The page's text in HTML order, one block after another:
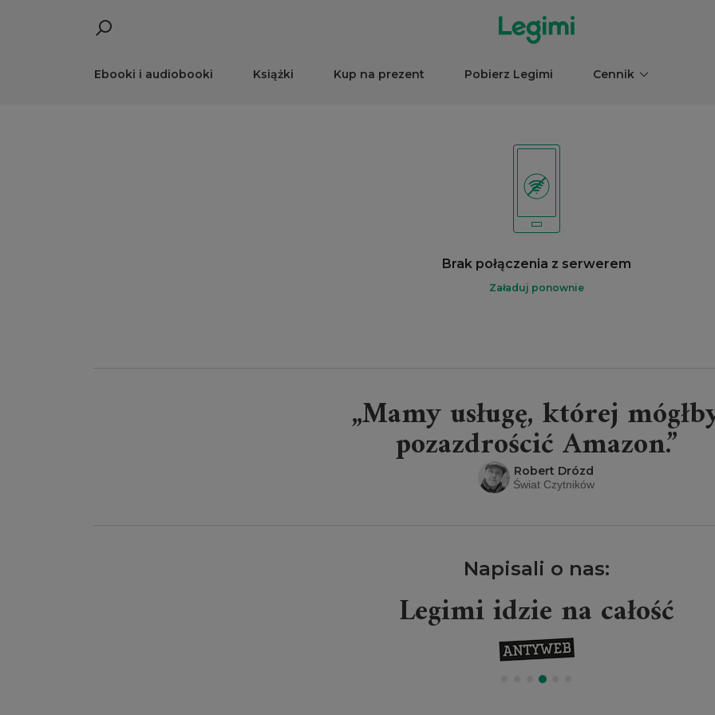
Ebooki i audiobooki Książki Kup na prezent Pobierz Legimi Cennik
Brak połączenia z serwerem
Załaduj ponownie
„Mamy usługę, której
pozazdrościć Amazon.”
Robert Drózd
Świat Czytników
Napisali o nas:
Legimi idzie na całość